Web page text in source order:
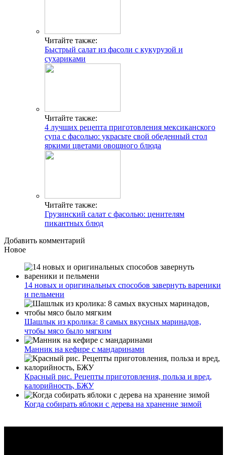
Читайте также:
Быстрый салат из фасоли с кукурузой и
сухариками
Читайте также:
4 лучших рецепта приготовления мексиканского
супа с фасолью: украсьте свой обеденный стол
яркими цветами овощного блюда
Читайте также:
Грузинский салат с фасолью: ценителям
пикантных блюд
Добавить комментарий
Новое
14 новых и оригинальных способов завернуть вареники
и пельмени
Шашлык из кролика: 8 самых вкусных маринадов,
чтобы мясо было мягким
Манник на кефире с мандаринами
Красный рис. Рецепты приготовления, польза и вред,
калорийность, БЖУ
Когда собирать яблоки с дерева на хранение зимой